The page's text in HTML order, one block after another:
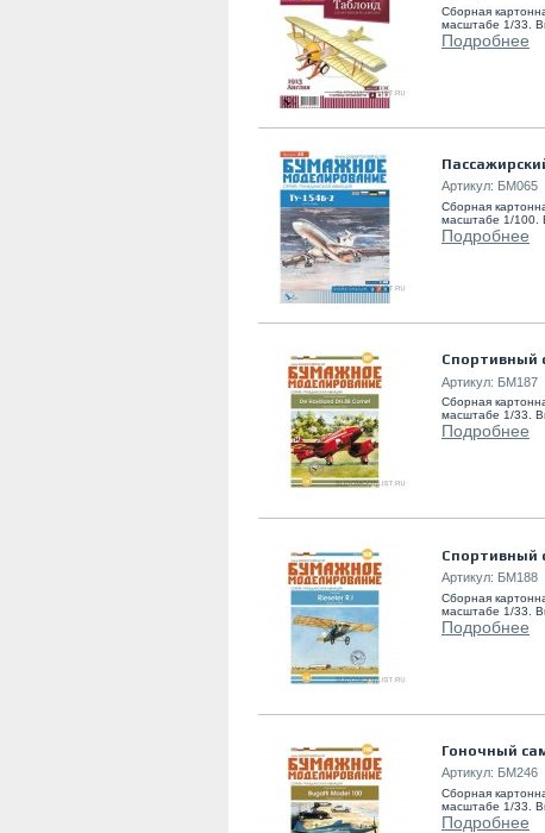
Сборная
масштабе 1/33.
Подробнее
Артикул: БМ065
Сборная
масштабе 1/100.
Подробнее
Спортивный
Артикул: БМ187
Сборная
масштабе 1/33.
Подробнее
Спортивный
Артикул: БМ188
Сборная
масштабе 1/33.
Подробнее
Гоночный
Артикул: БМ246
Сборная
масштабе 1/33.
Подробнее